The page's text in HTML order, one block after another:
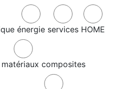
énergie services HOME
composites